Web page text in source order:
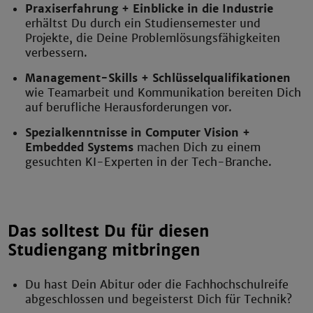
Praxiserfahrung + Einblicke in die Industrie
erhältst Du durch ein Studiensemester und
Projekte, die Deine Problemlösungsfähigkeiten
verbessern.
Management-Skills + Schlüsselqualifikationen
wie Teamarbeit und Kommunikation bereiten Dich
auf berufliche Herausforderungen vor.
Spezialkenntnisse in Computer Vision +
Embedded Systems machen Dich zu einem
gesuchten KI-Experten in der Tech-Branche.
Das solltest Du für diesen
Studiengang mitbringen
Du hast Dein Abitur oder die Fachhochschulreife
abgeschlossen und begeisterst Dich für Technik?